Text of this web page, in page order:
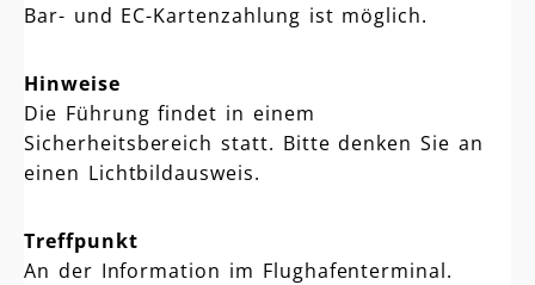
Bar- und EC-Kartenzahlung ist möglich.
Hinweise
Die Führung findet in einem
Sicherheitsbereich statt. Bitte denken Sie an
einen Lichtbildausweis.
Treffpunkt
An der Information im Flughafenterminal.